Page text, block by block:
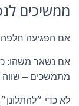
ממשיכים
אם הפגיעה חלפה
אם נשאר משהו:
מתמשכים – שווה
לא כדי